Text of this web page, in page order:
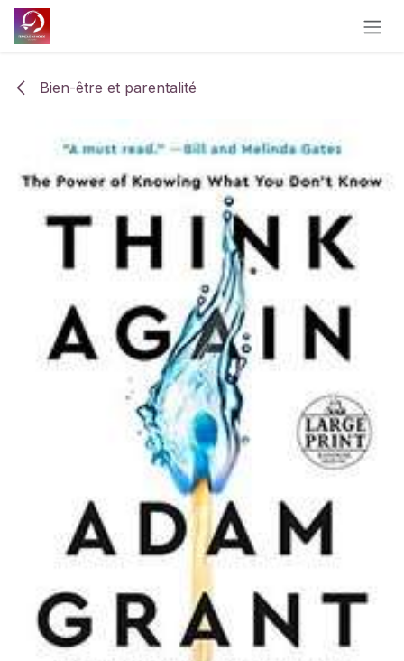
Se rendre au contenu
Bien-être et parentalité